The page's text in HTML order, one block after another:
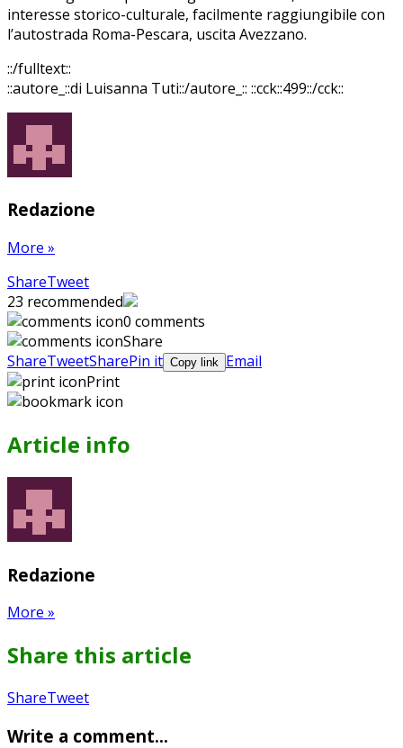
interesse storico-culturale, facilmente raggiungibile con
l’autostrada Roma-Pescara, uscita Avezzano.
::/fulltext::
::autore_::di Luisanna Tuti::/autore_:: ::cck::499::/cck::
Redazione
More »
ShareTweetShare
on
Google+
Pin
on
Pinterest
Send
with
WhatsApp
23 recommended
0 comments
Share
ShareTweetSharePin it Copy link Email
Print
Article info
Redazione
More »
Share this article
ShareTweetShare
Google+
Pin
Pinterest
Send
WhatsApp
Write a comment...